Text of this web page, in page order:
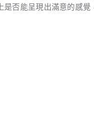
否能呈現出滿意的感覺